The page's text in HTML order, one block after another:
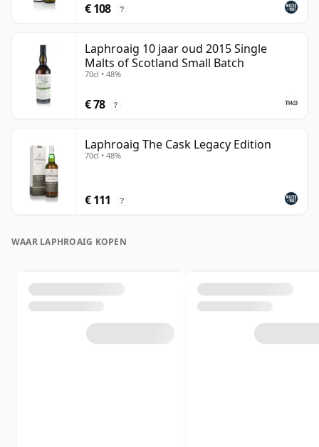
€ 108 ?
Laphroaig 10 jaar oud 2015 Single
Malts of Scotland Small Batch
70cl • 48%
€ 78 ?
Laphroaig The Cask Legacy Edition
70cl • 48%
€ 111 ?
WAAR LAPHROAIG KOPEN